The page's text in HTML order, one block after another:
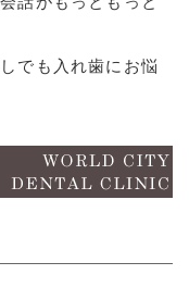
でも入れ歯にお悩